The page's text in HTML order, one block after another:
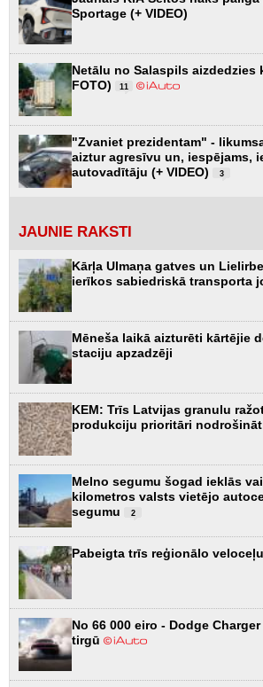
Sportage (+ VIDEO)
Netālu no Salaspils aizdedzies
FOTO)
11
"Zvaniet prezidentam" -
aiztur agresīvu un, iespējams,
autovadītāju (+ VIDEO)
3
JAUNIE RAKSTI
Kārļa Ulmaņa gatves un
ierīkos sabiedriskā transporta
Mēneša laikā aizturēti kārtējie
staciju apzadzēji
KEM: Trīs Latvijas granulu
produkciju prioritāri
Melno segumu šogad ieklās
kilometros valsts vietējo
segumu
2
Pabeigta trīs reģionālo
No 66 000 eiro - Dodge
tirgū